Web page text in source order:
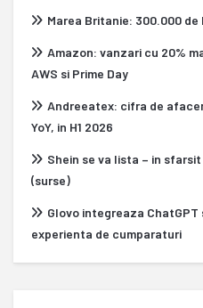
Marea Britanie: 300.000 de
Amazon: vanzari cu 20%
AWS si Prime Day
Andreeatex: cifra de
YoY, in H1 2026
Shein se va lista – in
(surse)
Glovo integreaza
experienta de cumparaturi